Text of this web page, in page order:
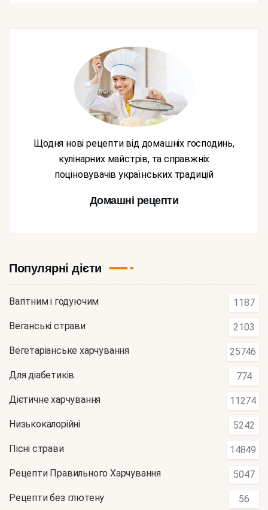
Щодня нові рецепти від домашніх господинь,
кулінарних майстрів, та справжніх
поціновувачів українських традицій
Домашні рецепти
Популярні дієти
Вагітним і годуючим 1187
Веганські страви 2103
Вегетаріанське харчування 25746
Для діабетиків 774
Дієтичне харчування 11274
Низькокалорійні 5242
Пісні страви 14849
Рецепти Правильного Харчування 5047
Рецепти без глютену 56